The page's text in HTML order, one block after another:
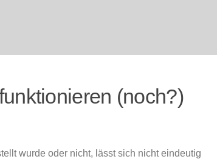
(noch?)
wurde oder nicht, lässt sich nicht eindeutig